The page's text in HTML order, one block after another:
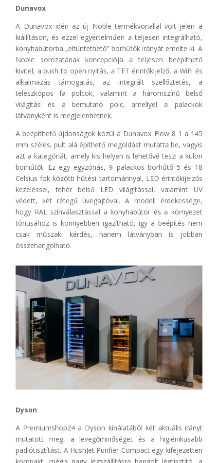
Dunavox
A Dunavox idén az új Noble termékvonallal volt jelen a
kiállításon, és ezzel egyértelműen a teljesen integrálható,
konyhabútorba „eltüntethető” borhűtők irányát emelte ki. A
Noble sorozatának koncepciója a teljesen beépíthető
kivitel, a push to open nyitás, a TFT érintőkijelző, a WiFi és
alkalmazás támogatás, az integrált szellőztetés, a
teleszkópos fa polcok, valamint a háromszínű belső
világítás és a bemutató polc, amellyel a palackok
látványként is megjelenhetnek.
A beépíthető újdonságok közül a Dunavox Flow 8 1 a 145
mm széles, pult alá építhető megoldást mutatta be, vagyis
azt a kategóriát, amely kis helyen is lehetővé teszi a külön
borhűtőt. Ez egy egyzónás, 9 palackos borhűtő 5 és 18
Celsius fok közötti hűtési tartománnyal, LED érintőkijelzős
kezeléssel, fehér belső LED világítással, valamint UV
védett, két rétegű üvegajtóval. A modell érdekessége,
hogy RAL színválasztással a konyhabútor és a környezet
tónusához is könnyebben igazítható, így a beépítés nem
csak műszaki kérdés, hanem látványban is jobban
összehangolható.
Dyson
A Premiumshop24 a Dyson kínálatából két aktuális irányt
mutatott meg, a levegőminőséget és a higiénikusabb
padlótisztítást. A HushJet Purifier Compact egy kifejezetten